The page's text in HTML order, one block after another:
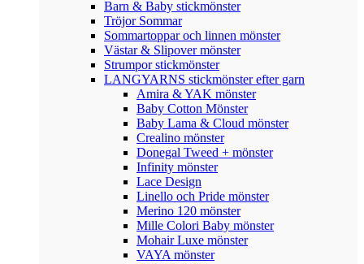
Barn & Baby stickmönster
Tröjor Sommar
Sommartoppar och linnen mönster
Västar & Slipover mönster
Strumpor stickmönster
LANGYARNS stickmönster efter garn
Amira & YAK mönster
Baby Cotton Mönster
Baby Lama & Cloud mönster
Crealino mönster
Donegal Tweed + mönster
Infinity mönster
Lace Design
Linello och Pride mönster
Merino 120 mönster
Mille Colori Baby mönster
Mohair Luxe mönster
VAYA mönster